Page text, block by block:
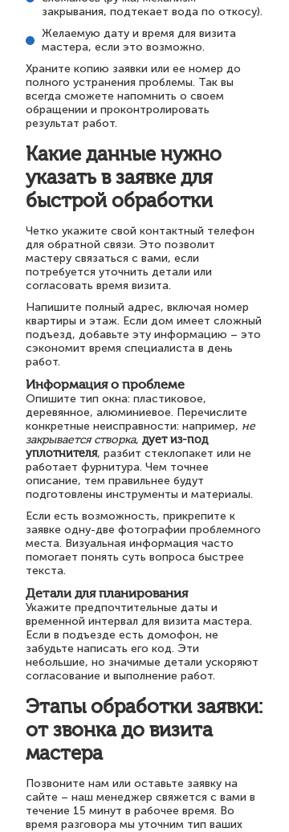
закрывания, подтекает вода по откосу).
Желаемую дату и время для визита
мастера, если это возможно.
Храните копию заявки или ее номер до
полного устранения проблемы. Так вы
всегда сможете напомнить о своем
обращении и проконтролировать
результат работ.
Какие данные нужно
указать в заявке для
быстрой обработки
Четко укажите свой контактный телефон
для обратной связи. Это позволит
мастеру связаться с вами, если
потребуется уточнить детали или
согласовать время визита.
Напишите полный адрес, включая номер
квартиры и этаж. Если дом имеет сложный
подъезд, добавьте эту информацию – это
сэкономит время специалиста в день
работ.
Информация о проблеме
Опишите тип окна: пластиковое,
деревянное, алюминиевое. Перечислите
конкретные неисправности: например, не
закрывается створка, дует из-под
уплотнителя, разбит стеклопакет или не
работает фурнитура. Чем точнее
описание, тем правильнее будут
подготовлены инструменты и материалы.
Если есть возможность, прикрепите к
заявке одну-две фотографии проблемного
места. Визуальная информация часто
помогает понять суть вопроса быстрее
текста.
Детали для планирования
Укажите предпочтительные даты и
временной интервал для визита мастера.
Если в подъезде есть домофон, не
забудьте написать его код. Эти
небольшие, но значимые детали ускоряют
согласование и выполнение работ.
Этапы обработки заявки:
от звонка до визита
мастера
Позвоните нам или оставьте заявку на
сайте – наш менеджер свяжется с вами в
течение 15 минут в рабочее время. Во
время разговора мы уточним тип ваших